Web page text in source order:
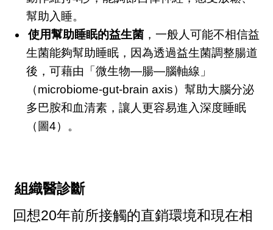
幫助入睡。
使用幫助睡眠的益生菌 ，一般人可能不相信益
生菌能夠幫助睡眠，因為透過益生菌調整腸道
後，可藉由「微生物—腸—腦軸線」
（microbiome-gut-brain axis）幫助大腦分泌
多巴胺和血清素，讓人更容易進入深度睡眠
（圖4）。
組織醫診斷
回想20年前所接觸的直銷環境和現在相